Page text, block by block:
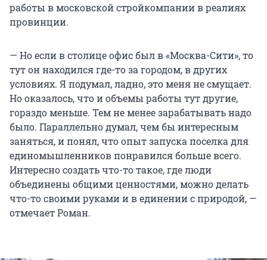
работы в московской стройкомпании в реалиях
провинции.
— Но если в столице офис был в «Москва-Сити», то
тут он находился где-то за городом, в других
условиях. Я подумал, ладно, это меня не смущает.
Но оказалось, что и объемы работы тут другие,
гораздо меньше. Тем не менее зарабатывать надо
было. Параллельно думал, чем бы интересным
заняться, и понял, что опыт запуска поселка для
единомышленников понравился больше всего.
Интересно создать что-то такое, где люди
объединены общими ценностями, можно делать
что-то своими руками и в единении с природой, —
отмечает Роман.